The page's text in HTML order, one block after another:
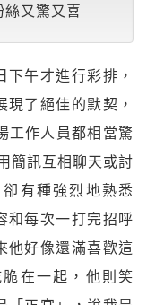
又驚又喜
午才進行彩排，
了絕佳的默契，
工作人員都相當驚
簡訊互相聊天或討
有種強烈地熟悉
和每次一打完招呼
他好像還滿喜歡這
在一起，他則笑